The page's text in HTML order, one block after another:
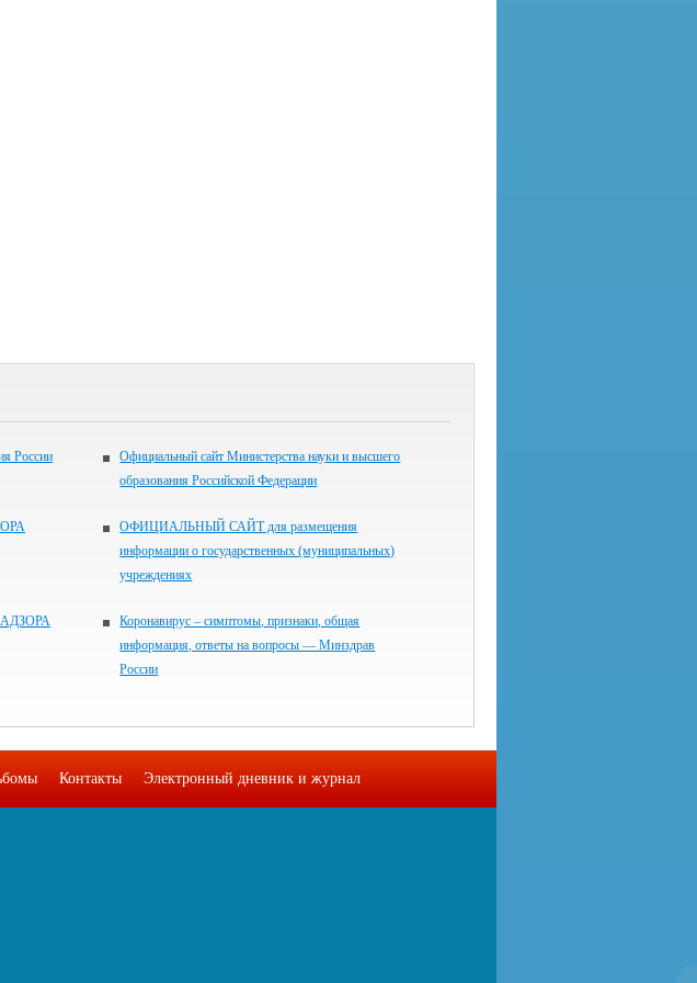
России
Официальный сайт Министерства науки и высшего
образования Российской Федерации
ОФИЦИАЛЬНЫЙ САЙТ для размещения
информации о государственных (муниципальных)
учреждениях
Коронавирус – симптомы, признаки, общая
информация, ответы на вопросы — Минздрав
России
Контакты Электронный дневник и журнал